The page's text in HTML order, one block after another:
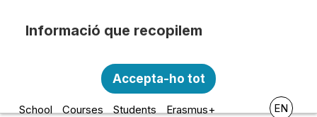
Escola d'Art i Disseny de la
Diputació a Tarragona
School Courses Students Erasmus+ EN
personal amb les següents finalitats:
Funcionalitat, Analítica.
Accepta-ho tot